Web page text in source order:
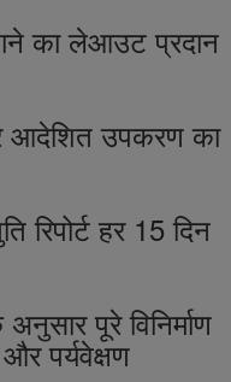
का लेआउट प्रदान
आदेशित उपकरण का
रिपोर्ट हर 15 दिन
पूरे विनिर्माण
पर्यवेक्षण